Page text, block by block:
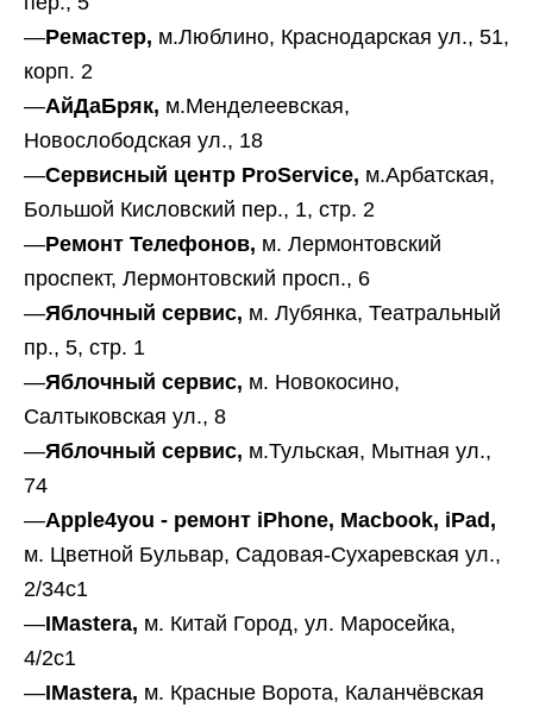
—Ремастер, м.Люблино, Краснодарская ул., 51,
корп. 2
—АйДаБряк, м.Менделеевская,
Новослободская ул., 18
—Сервисный центр ProService, м.Арбатская,
Большой Кисловский пер., 1, стр. 2
—Ремонт Телефонов, м. Лермонтовский
проспект, Лермонтовский просп., 6
—Яблочный сервис, м. Лубянка, Театральный
пр., 5, стр. 1
—Яблочный сервис, м. Новокосино,
Салтыковская ул., 8
—Яблочный сервис, м.Тульская, Мытная ул.,
74
—Apple4you - ремонт iPhone, Macbook, iPad,
м. Цветной Бульвар, Садовая-Сухаревская ул.,
2/34с1
—IMastera, м. Китай Город, ул. Маросейка,
4/2с1
—IMastera, м. Красные Ворота, Каланчёвская